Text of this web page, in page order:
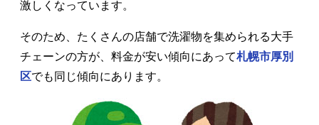
激しくなっています。
そのため、たくさんの店舗で洗濯物を集められる大手
チェーンの方が、料金が安い傾向にあって札幌市厚別
区でも同じ傾向にあります。